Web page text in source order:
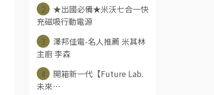
2
★出國必備★米沃七合一快
充磁吸行動電源
3
澤邦佳電-名人推薦 米其林
主廚 李森
4
開箱新一代【Future Lab.
未來⋯